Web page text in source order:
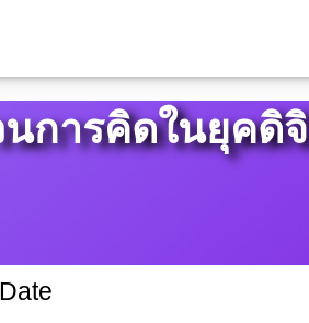
นการคิดในยุคดิ
Date